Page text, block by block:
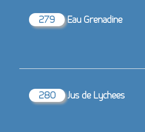
279
Eau Grenadine
280
Jus de Lychees